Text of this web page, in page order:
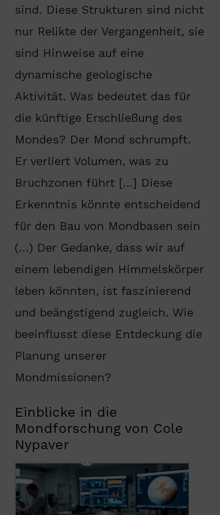
sind. Diese Strukturen sind nicht
nur Relikte der Vergangenheit, sie
sind Hinweise auf eine
dynamische geologische
Aktivität. Was bedeutet das für
die künftige Erschließung des
Mondes? Der Mond schrumpft.
Er verliert Volumen, was zu
Bruchzonen führt […] Diese
Erkenntnis könnte entscheidend
für den Bau von Mondbasen sein
(…) Der Gedanke, dass wir auf
einem lebendigen Himmelskörper
leben könnten, ist faszinierend
und beängstigend zugleich. Wie
beeinflusst diese Entdeckung die
Planung unserer
Mondmissionen?
Einblicke in die
Mondforschung von Cole
Nypaver